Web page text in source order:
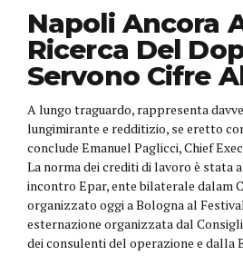
Napoli Ancora
Ricerca Del
Servono Cifre
A lungo traguardo, rappresenta
lungimirante e redditizio, se eretto
conclude Emanuel Paglicci, Chief
La norma dei crediti di lavoro è stata
incontro Epar, ente bilaterale dalam
organizzato oggi a Bologna al
esternazione organizzata dal
dei consulenti del operazione e dalla